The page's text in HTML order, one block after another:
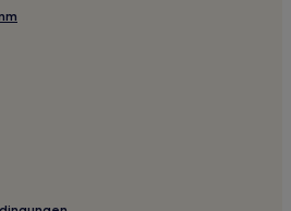
Alte Straßen Sumpf
von Yuan Shih-kai